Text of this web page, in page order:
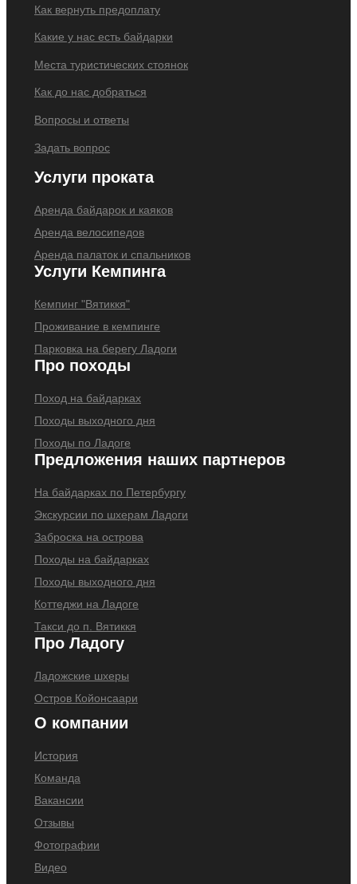
Как вернуть предоплату
Какие у нас есть байдарки
Места туристических стоянок
Как до нас добраться
Вопросы и ответы
Задать вопрос
Услуги проката
Аренда байдарок и каяков
Аренда велосипедов
Аренда палаток и спальников
Услуги Кемпинга
Кемпинг "Вятиккя"
Проживание в кемпинге
Парковка на берегу Ладоги
Про походы
Поход на байдарках
Походы выходного дня
Походы по Ладоге
Предложения наших партнеров
На байдарках по Петербургу
Экскурсии по шхерам Ладоги
Заброска на острова
Походы на байдарках
Походы выходного дня
Коттеджи на Ладоге
Такси до п. Вятиккя
Про Ладогу
Ладожские шхеры
Остров Койонсаари
О компании
История
Команда
Вакансии
Отзывы
Фотографии
Видео